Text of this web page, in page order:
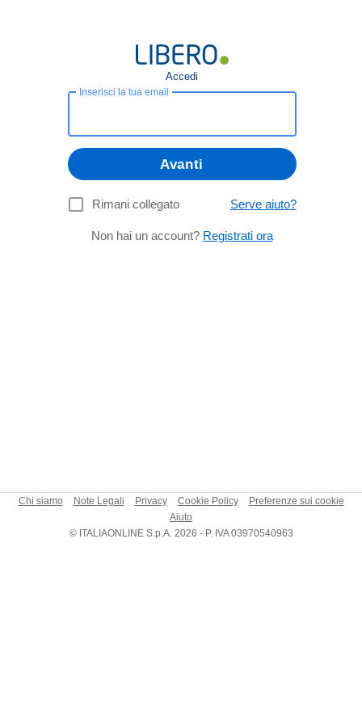
Accedi
Inserisci la tua email
Avanti
Rimani collegato Serve aiuto?
Non hai un account? Registrati ora
Chi siamo Note Legali Privacy Cookie Policy
Preferenze sui cookie
Aiuto
© ITALIAONLINE S.p.A. 2026 - P. IVA 03970540963